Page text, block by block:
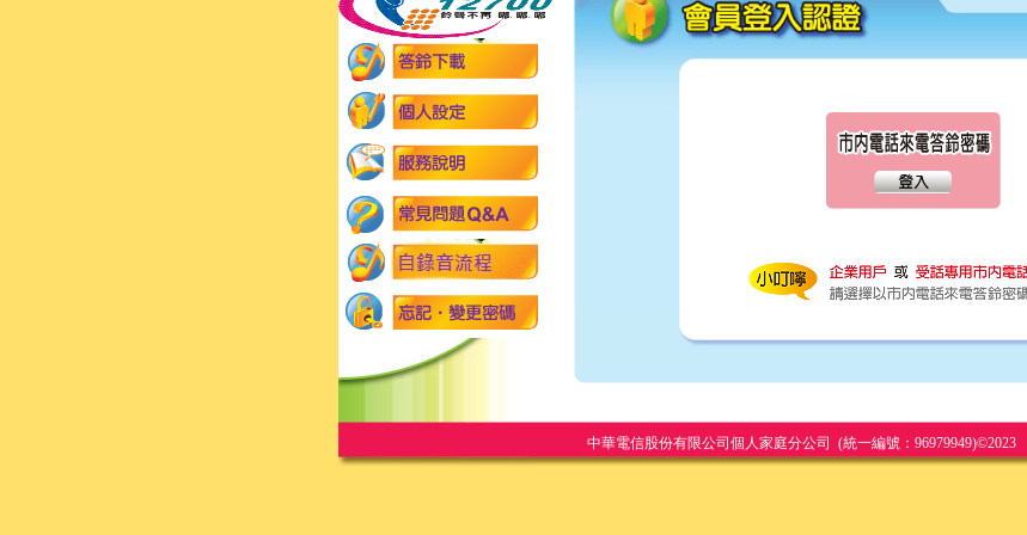
中華電信股份有限公司個人家庭分公司 (統一編號：96979949)©2023